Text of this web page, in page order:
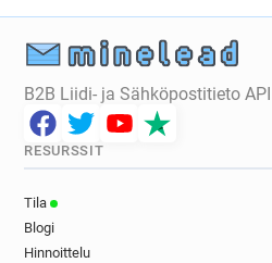
B2B Liidi- ja Sähköpostitieto API
RESURSSIT
Tila
Blogi
Hinnoittelu